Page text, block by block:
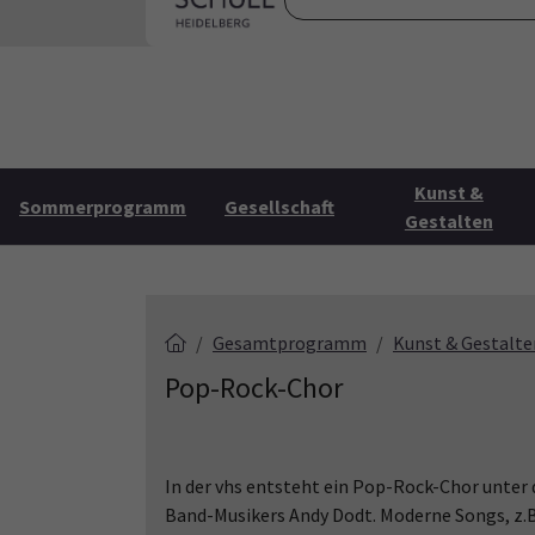
Sommerprogramm Gesellschaft
Kunst &
Gestalten
Gesamtprogramm Kunst &
Pop-Rock-Chor
In der vhs entsteht ein Pop-Rock-Chor
Band-Musikers Andy Dodt. Moderne Songs,